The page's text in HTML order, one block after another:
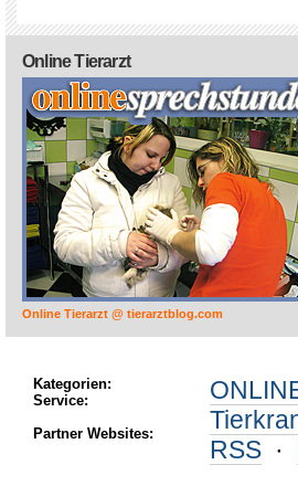
Online Tierarzt
Online Tierarzt @ tierarztblog.com
Kategorien:
Service:
Partner Websites:
RSS ·